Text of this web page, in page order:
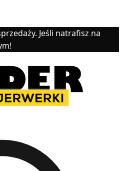
Jeśli natrafisz na